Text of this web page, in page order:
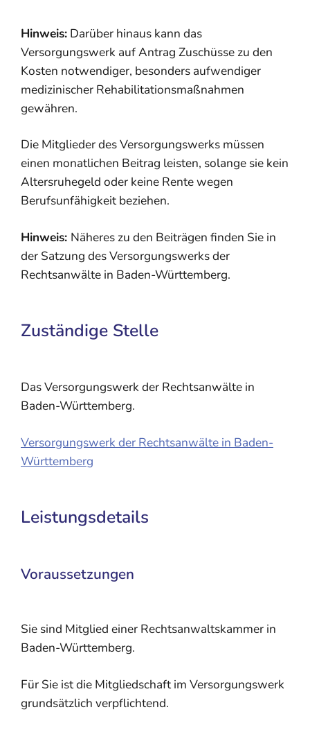
Hinweis: Darüber hinaus kann das
Versorgungswerk auf Antrag Zuschüsse zu den
Kosten notwendiger, besonders aufwendiger
medizinischer Rehabilitationsmaßnahmen
gewähren.
Die Mitglieder des Versorgungswerks müssen
einen monatlichen Beitrag leisten, solange sie kein
Altersruhegeld oder keine Rente wegen
Berufsunfähigkeit beziehen.
Hinweis: Näheres zu den Beiträgen finden Sie in
der Satzung desVersorgungswerks der
Rechtsanwälte in Baden-Württemberg.
Zuständige Stelle
Das Versorgungswerk der Rechtsanwälte in
Baden-Württemberg.
Versorgungswerk der Rechtsanwälte in Baden-
Württemberg
Leistungsdetails
Voraussetzungen
Sie sind Mitglied einer Rechtsanwaltskammer in
Baden-Württemberg.
Für Sie ist die Mitgliedschaft im Versorgungswerk
grundsätzlich verpflichtend.